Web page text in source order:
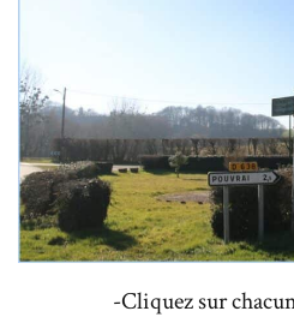
-Cliquez sur